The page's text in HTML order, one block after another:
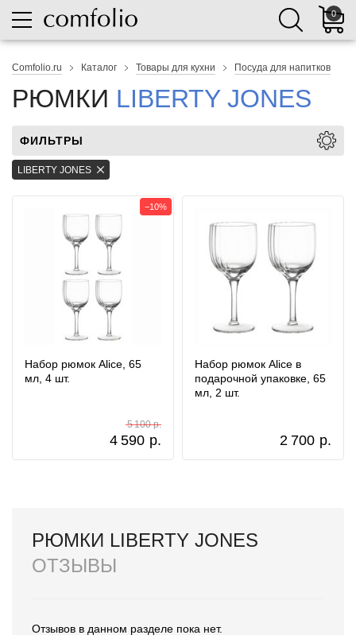
0
Comfolio.ru Каталог Товары для кухни Посуда для напитков
РЮМКИ LIBERTY JONES
ФИЛЬТРЫ
LIBERTY JONES
Набор рюмок Alice, 65
мл, 4 шт.
4 590 р.
5 100 р.
−10%
Набор рюмок Alice в
подарочной упаковке, 65
мл, 2 шт.
2 700 р.
РЮМКИ LIBERTY JONES
ОТЗЫВЫ
Отзывов в данном разделе пока нет.